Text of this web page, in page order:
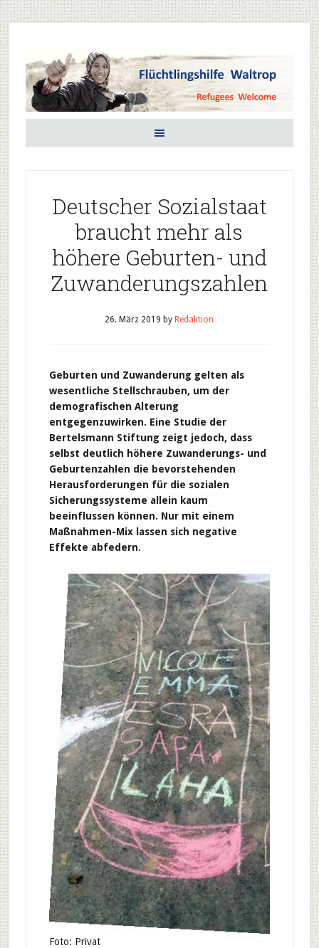
Deutscher Sozialstaat
braucht mehr als
höhere Geburten- und
Zuwanderungszahlen
26. März 2019 by Redaktion
Geburten und Zuwanderung gelten als
wesentliche Stellschrauben, um der
demografischen Alterung
entgegenzuwirken. Eine Studie der
Bertelsmann Stiftung zeigt jedoch, dass
selbst deutlich höhere Zuwanderungs- und
Geburtenzahlen die bevorstehenden
Herausforderungen für die sozialen
Sicherungssysteme allein kaum
beeinflussen können. Nur mit einem
Maßnahmen-Mix lassen sich negative
Effekte abfedern.
Foto: Privat